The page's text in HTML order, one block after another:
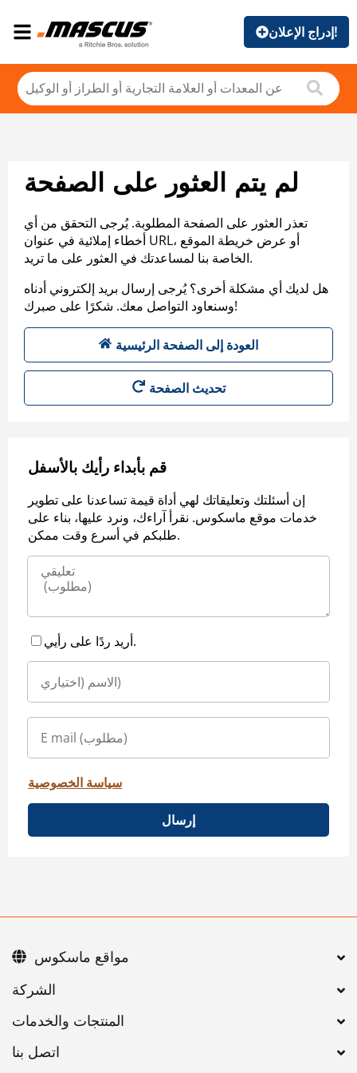
إدراج الإعلان!
لم يتم العثور على الصفحة
تعذر العثور على الصفحة المطلوبة. يُرجى التحقق من أي
أخطاء إملائية في عنوان URL، أو عرض خريطة الموقع
الخاصة بنا لمساعدتك في العثور على ما تريد.
هل لديك أي مشكلة أخرى؟ يُرجى إرسال بريد إلكتروني أدناه
وسنعاود التواصل معك. شكرًا على صبرك!
العودة إلى الصفحة الرئيسية
تحديث الصفحة
قم بأبداء رأيك بالأسفل
إن أسئلتك وتعليقاتك لهي أداة قيمة تساعدنا على تطوير
خدمات موقع ماسكوس. نقرأ آراءك، ونرد عليها، بناء على
طلبكم في أسرع وقت ممكن.
أريد ردًا على رأيي.
سياسة الخصوصية
إرسال
اتصل بنا
مواقع ماسكوس